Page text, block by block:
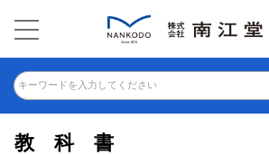
キーワードを入力してください
教科書